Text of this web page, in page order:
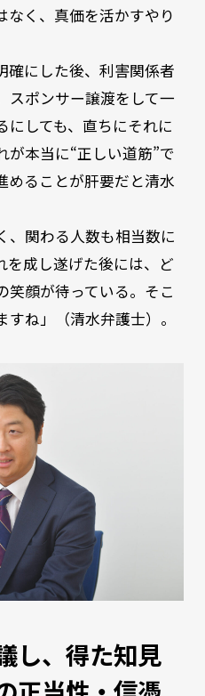
なく、真価を活かすやり
確にした後、利害関係者
スポンサー譲渡をして一
しても、直ちにそれに
が本当に“正しい道筋”で
めることが肝要だと清水
、関わる人数も相当数に
を成し遂げた後には、ど
笑顔が待っている。そこ
ね」（清水弁護士）。
し、得た知見